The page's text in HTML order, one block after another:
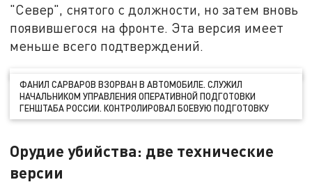
"Север", снятого с должности, но затем вновь
появившегося на фронте. Эта версия имеет
меньше всего подтверждений.
ФАНИЛ САРВАРОВ ВЗОРВАН В АВТОМОБИЛЕ. СЛУЖИЛ
НАЧАЛЬНИКОМ УПРАВЛЕНИЯ ОПЕРАТИВНОЙ ПОДГОТОВКИ
ГЕНШТАБА РОССИИ. КОНТРОЛИРОВАЛ БОЕВУЮ ПОДГОТОВКУ
Орудие убийства: две технические
версии